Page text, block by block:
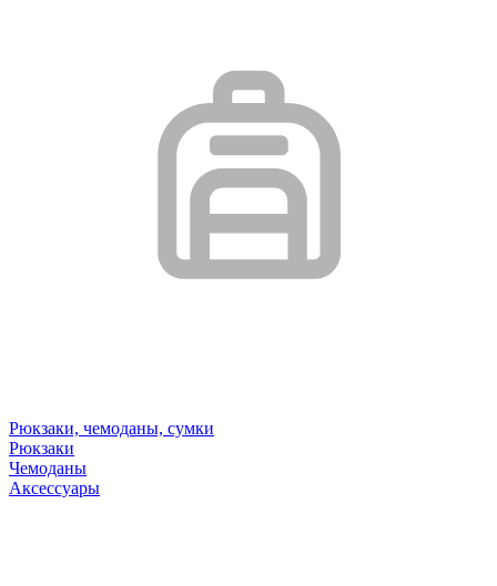
Рюкзаки, чемоданы, сумки
Рюкзаки
Чемоданы
Аксессуары